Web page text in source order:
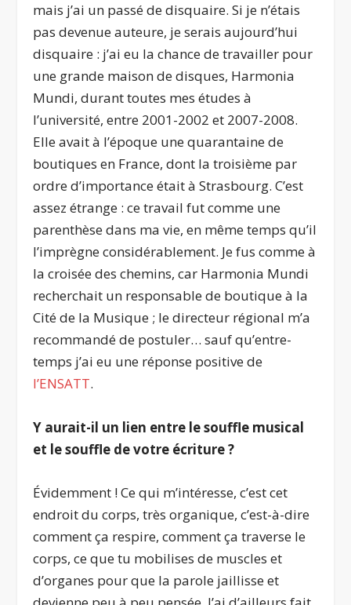
mais j’ai un passé de disquaire. Si je n’étais
pas devenue auteure, je serais aujourd’hui
disquaire : j’ai eu la chance de travailler pour
une grande maison de disques, Harmonia
Mundi, durant toutes mes études à
l’université, entre 2001-2002 et 2007-2008.
Elle avait à l’époque une quarantaine de
boutiques en France, dont la troisième par
ordre d’importance était à Strasbourg. C’est
assez étrange : ce travail fut comme une
parenthèse dans ma vie, en même temps qu’il
l’imprègne considérablement. Je fus comme à
la croisée des chemins, car Harmonia Mundi
recherchait un responsable de boutique à la
Cité de la Musique ; le directeur régional m’a
recommandé de postuler… sauf qu’entre-
temps j’ai eu une réponse positive de
l’ENSATT.
Y aurait-il un lien entre le souffle musical
et le souffle de votre écriture ?
Évidemment ! Ce qui m’intéresse, c’est cet
endroit du corps, très organique, c’est-à-dire
comment ça respire, comment ça traverse le
corps, ce que tu mobilises de muscles et
d’organes pour que la parole jaillisse et